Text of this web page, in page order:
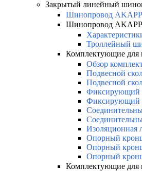
Закрытый линейный
Шинопровод
Шинопровод
Троллейный
Комплектующие для
Обзор
Подвесной
Подвесной
Фиксирующий
Фиксирующий
Изоляционная
Опорный
Опорный
Опорный
Комплектующие для